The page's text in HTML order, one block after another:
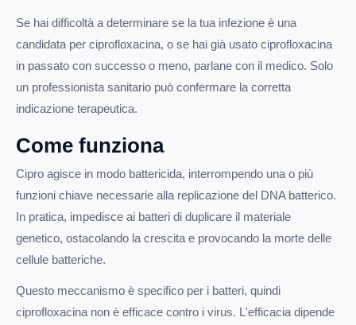
Se hai difficoltà a determinare se la tua infezione è una
candidata per ciprofloxacina, o se hai già usato ciprofloxacina
in passato con successo o meno, parlane con il medico. Solo
un professionista sanitario può confermare la corretta
indicazione terapeutica.
Come funziona
Cipro agisce in modo battericida, interrompendo una o più
funzioni chiave necessarie alla replicazione del DNA batterico.
In pratica, impedisce ai batteri di duplicare il materiale
genetico, ostacolando la crescita e provocando la morte delle
cellule batteriche.
Questo meccanismo è specifico per i batteri, quindi
ciprofloxacina non è efficace contro i virus. L'efficacia dipende